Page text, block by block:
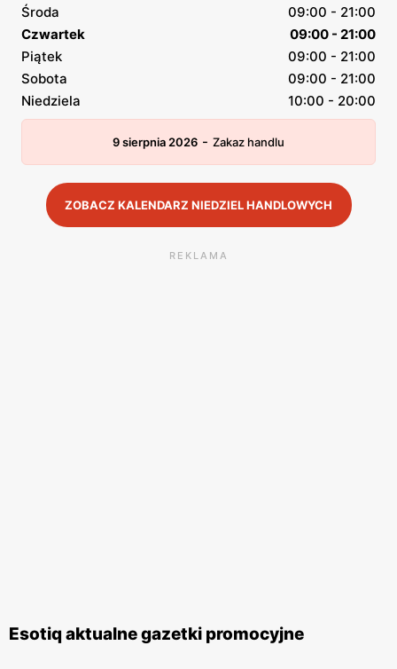
Środa
09:00 - 21:00
Czwartek
09:00 - 21:00
Piątek
09:00 - 21:00
Sobota
09:00 - 21:00
Niedziela
10:00 - 20:00
9 sierpnia 2026 - Zakaz handlu
ZOBACZ KALENDARZ NIEDZIEL HANDLOWYCH
REKLAMA
Esotiq aktualne gazetki promocyjne